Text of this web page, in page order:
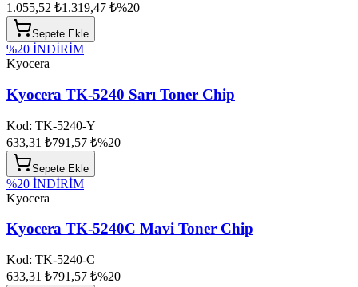
1.055,52 ₺1.319,47 ₺%20
Sepete Ekle
%20 İNDİRİM
Kyocera
Kyocera TK-5240 Sarı Toner Chip
Kod: TK-5240-Y
633,31 ₺791,57 ₺%20
Sepete Ekle
%20 İNDİRİM
Kyocera
Kyocera TK-5240C Mavi Toner Chip
Kod: TK-5240-C
633,31 ₺791,57 ₺%20